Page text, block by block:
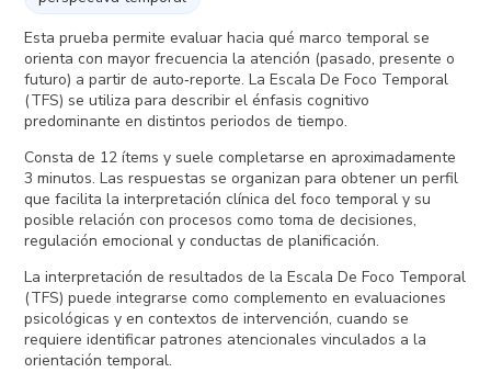
Esta prueba permite evaluar hacia qué marco temporal se
orienta con mayor frecuencia la atención (pasado, presente o
futuro) a partir de auto‑reporte. La Escala De Foco Temporal
(TFS) se utiliza para describir el énfasis cognitivo
predominante en distintos periodos de tiempo.
Consta de 12 ítems y suele completarse en aproximadamente
3 minutos. Las respuestas se organizan para obtener un perfil
que facilita la interpretación clínica del foco temporal y su
posible relación con procesos como toma de decisiones,
regulación emocional y conductas de planificación.
La interpretación de resultados de la Escala De Foco Temporal
(TFS) puede integrarse como complemento en evaluaciones
psicológicas y en contextos de intervención, cuando se
requiere identificar patrones atencionales vinculados a la
orientación temporal.